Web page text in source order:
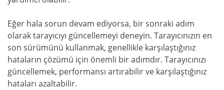
Eğer hala sorun devam ediyorsa, bir sonraki adım
olarak tarayıcıyı güncellemeyi deneyin. Tarayıcınızın en
son sürümünü kullanmak, genellikle karşılaştığınız
hataların çözümü için önemli bir adımdır. Tarayıcınızı
güncellemek, performansı artırabilir ve karşılaştığınız
hataları azaltabilir.